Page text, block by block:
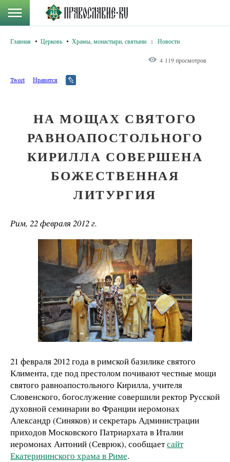
Главная Церковь Храмы, монастыри, святыни : Новости
4 119 просмотров
Tweet Нравится
НА МОЩАХ СВЯТОГО
РАВНОАПОСТОЛЬНОГО
КИРИЛЛА СОВЕРШЕНА
БОЖЕСТВЕННАЯ
ЛИТУРГИЯ
Рим, 22 февраля 2012 г.
21 февраля 2012 года в римской базилике святого
Климента, где под престолом почивают честные мощи
святого равноапостольного Кирилла, учителя
Словенского, богослужение совершили ректор Русской
духовной семинарии во Франции иеромонах
Александр (Синяков) и секретарь Администрации
приходов Московского Патриархата в Италии
иеромонах Антоний (Севрюк), сообщаетсайт
Екатерининского храма в Риме.